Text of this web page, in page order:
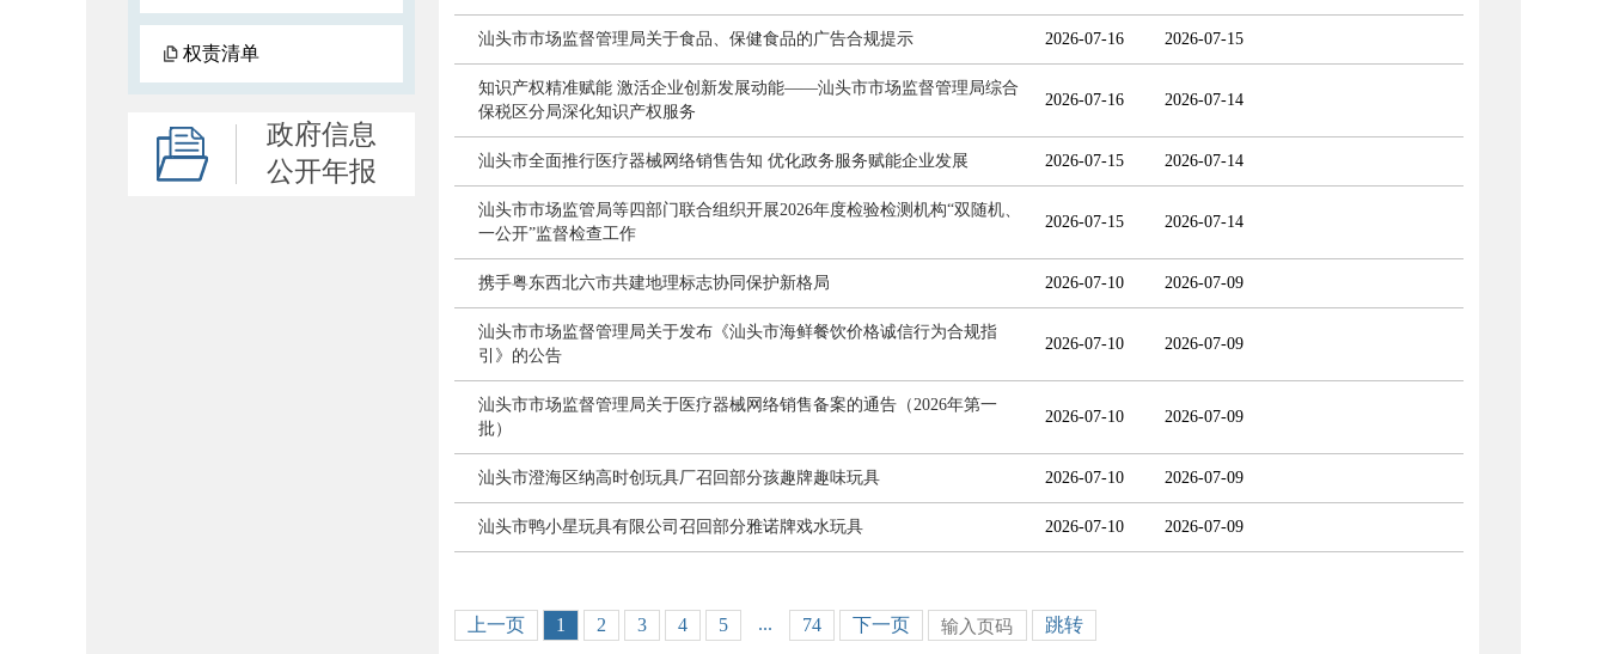
权责清单
政府信息
公开年报
汕头市市场监督管理局关于食品、保健食品的广告合规提示 2026-07-16 2026-07-15
知识产权精准赋能 激活企业创新发展动能——汕头市市场监督管理局综合
保税区分局深化知识产权服务
2026-07-16 2026-07-14
汕头市全面推行医疗器械网络销售告知 优化政务服务赋能企业发展 2026-07-15 2026-07-14
汕头市市场监管局等四部门联合组织开展2026年度检验检测机构“双随机、
一公开”监督检查工作
2026-07-15 2026-07-14
携手粤东西北六市共建地理标志协同保护新格局 2026-07-10 2026-07-09
汕头市市场监督管理局关于发布《汕头市海鲜餐饮价格诚信行为合规指
引》的公告
2026-07-10 2026-07-09
汕头市市场监督管理局关于医疗器械网络销售备案的通告（2026年第一
批）
2026-07-10 2026-07-09
汕头市澄海区纳高时创玩具厂召回部分孩趣牌趣味玩具 2026-07-10 2026-07-09
汕头市鸭小星玩具有限公司召回部分雅诺牌戏水玩具 2026-07-10 2026-07-09
上一页 1 2 3 4 5 ... 74 下一页 跳转